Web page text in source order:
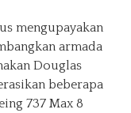
mengupayakan
armada
Douglas
beberapa
737 Max 8